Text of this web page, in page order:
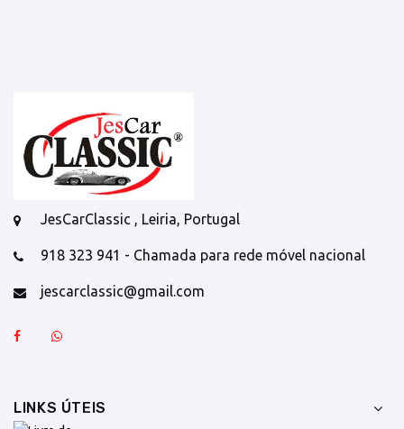
JesCarClassic , Leiria, Portugal
918 323 941 - Chamada para rede móvel nacional
jescarclassic@gmail.com
LINKS ÚTEIS